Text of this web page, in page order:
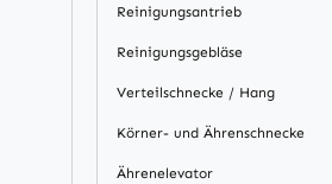
Reinigungsantrieb
Reinigungsgebläse
Verteilschnecke / Hang
Körner- und Ährenschnecke
Ährenelevator